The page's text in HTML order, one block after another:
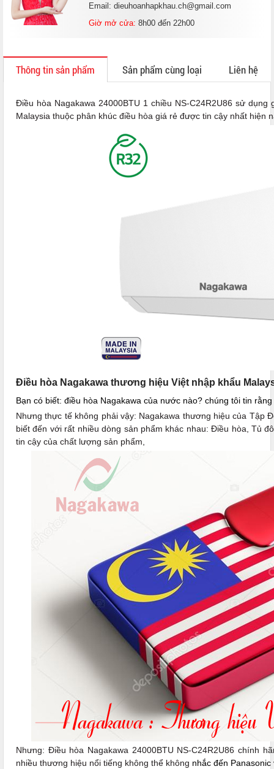
Email: dieuhoanhapkhau.ch@gmail.com
Giờ mở cửa: 8h00 đến 22h00
Thông tin sản phẩm Sản phẩm cùng loại Liên hệ
Điều hòa Nagakawa 24000BTU 1 chiều NS-C24R2U86 sử
Malaysia thuộc phân khúc điều hòa giá rẻ được tin cậy nhất hiện
Điều hòa Nagakawa thương hiệu Việt nhập khẩu
Bạn có biết: điều hòa Nagakawa của nước nào? chúng tôi tin
Nhưng thực tế không phải vậy: Nagakawa thương hiệu của Tập
biết đến với rất nhiều dòng sản phẩm khác nhau: Điều hòa, Tủ
tin cậy của chất lượng sản phẩm,
Nhưng: Điều hòa Nagakawa 24000BTU NS-C24R2U86 chính
nhiều thương hiệu nổi tiếng không thể không nhắc đến Panasonic